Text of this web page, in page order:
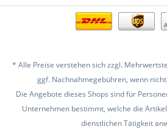
* Alle Preise verstehen sich zzgl.
ggf. Nachnahmegebühren, wenn
Die Angebote dieses Shops sind für
Unternehmen bestimmt, welche die
dienstlichen Tätigkeit